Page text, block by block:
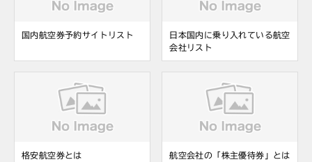
国内航空券予約サイトリスト
日本国内に乗り入れている航空
会社リスト
格安航空券とは
航空会社の「株主優待券」とは